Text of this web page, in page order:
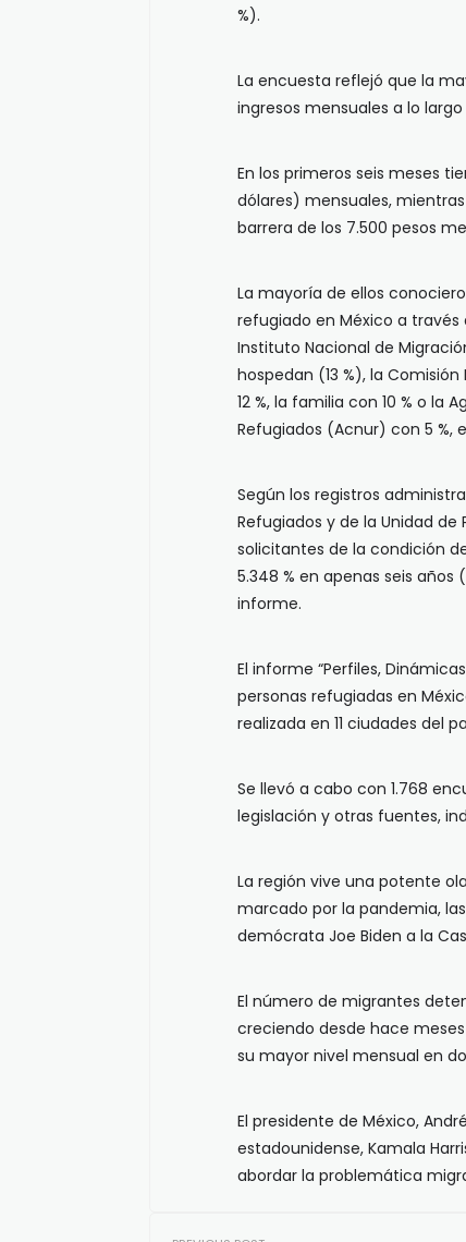
%).
La encuesta reflejó que la
ingresos mensuales a lo
En los primeros seis meses
dólares) mensuales,
barrera de los 7.500 pesos
La mayoría de ellos
refugiado en México a través
Instituto Nacional de
hospedan (13 %), la
12 %, la familia con 10 % o la
Refugiados (Acnur) con 5 %,
Según los registros
Refugiados y de la Unidad
solicitantes de la condición
5.348 % en apenas seis años
informe.
El informe “Perfiles,
personas refugiadas en
realizada en 11 ciudades del
Se llevó a cabo con 1.768
legislación y otras fuentes,
La región vive una potente
marcado por la pandemia,
demócrata Joe Biden a la
El número de migrantes
creciendo desde hace meses
su mayor nivel mensual en
El presidente de México,
estadounidense, Kamala
abordar la problemática